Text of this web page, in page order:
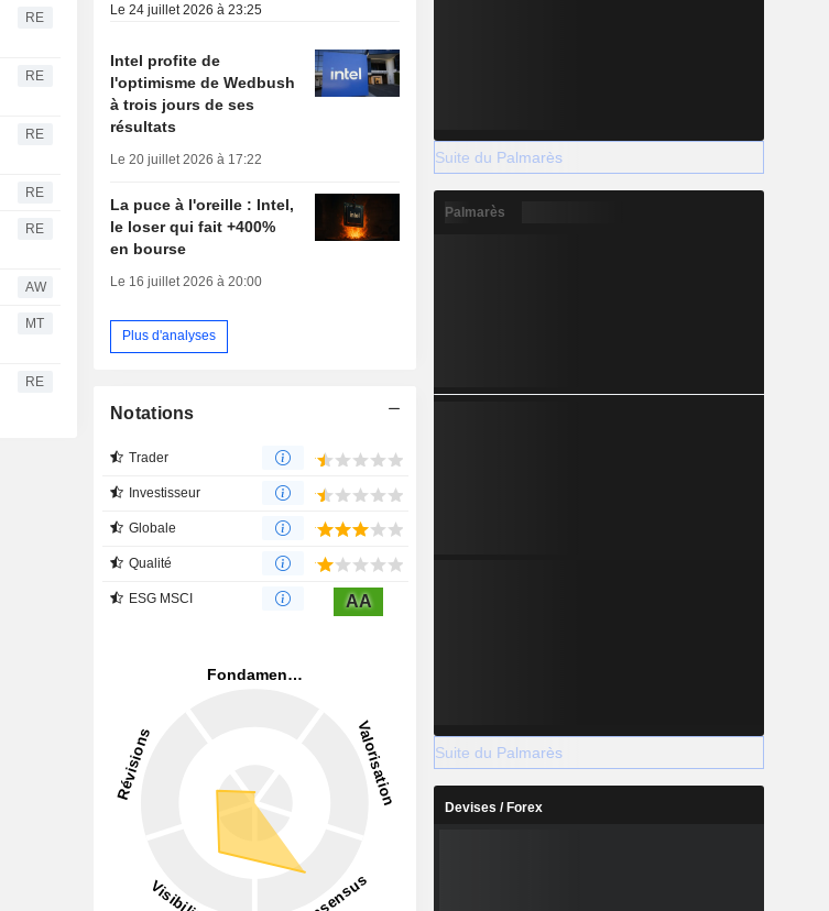
RE
RE
RE
RE
RE
AW
MT
RE
Le 24 juillet 2026 à 23:25
Intel profite de
l'optimisme de Wedbush
à trois jours de ses
résultats
Le 20 juillet 2026 à 17:22
La puce à l'oreille : Intel,
le loser qui fait +400%
en bourse
Le 16 juillet 2026 à 20:00
Plus d'analyses
Notations
Trader
Investisseur
Globale
Qualité
ESG MSCI AA
Suite du Palmarès
Palmarès
Suite du Palmarès
Devises / Forex